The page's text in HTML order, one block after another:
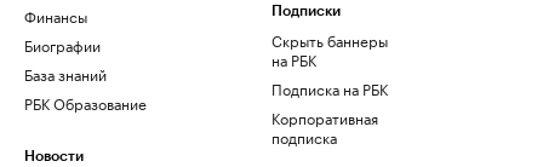
Финансы
Биографии
База знаний
РБК Образование
Новости
Подписки
Скрыть баннеры
на РБК
Подписка на РБК
Корпоративная
подписка